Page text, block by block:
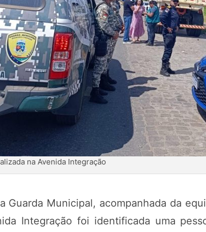
na Avenida Integração
Guarda Municipal, acompanhada da
Integração foi identificada uma